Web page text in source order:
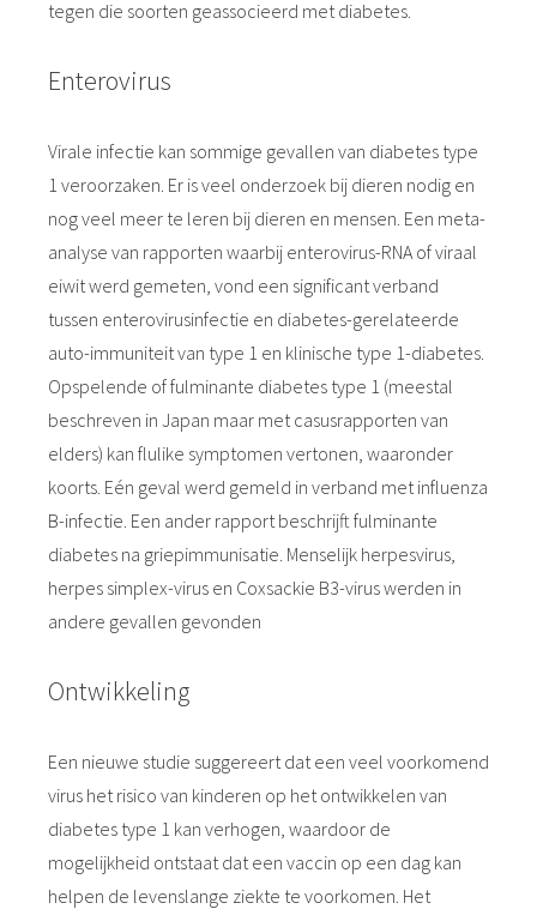
tegen die soorten geassocieerd met diabetes.
Enterovirus
Virale infectie kan sommige gevallen van diabetes type
1 veroorzaken. Er is veel onderzoek bij dieren nodig en
nog veel meer te leren bij dieren en mensen. Een meta-
analyse van rapporten waarbij enterovirus-RNA of viraal
eiwit werd gemeten, vond een significant verband
tussen enterovirusinfectie en diabetes-gerelateerde
auto-immuniteit van type 1 en klinische type 1-diabetes.
Opspelende of fulminante diabetes type 1 (meestal
beschreven in Japan maar met casusrapporten van
elders) kan flulike symptomen vertonen, waaronder
koorts. Eén geval werd gemeld in verband met influenza
B-infectie. Een ander rapport beschrijft fulminante
diabetes na griepimmunisatie. Menselijk herpesvirus,
herpes simplex-virus en Coxsackie B3-virus werden in
andere gevallen gevonden
Ontwikkeling
Een nieuwe studie suggereert dat een veel voorkomend
virus het risico van kinderen op het ontwikkelen van
diabetes type 1 kan verhogen, waardoor de
mogelijkheid ontstaat dat een vaccin op een dag kan
helpen de levenslange ziekte te voorkomen. Het